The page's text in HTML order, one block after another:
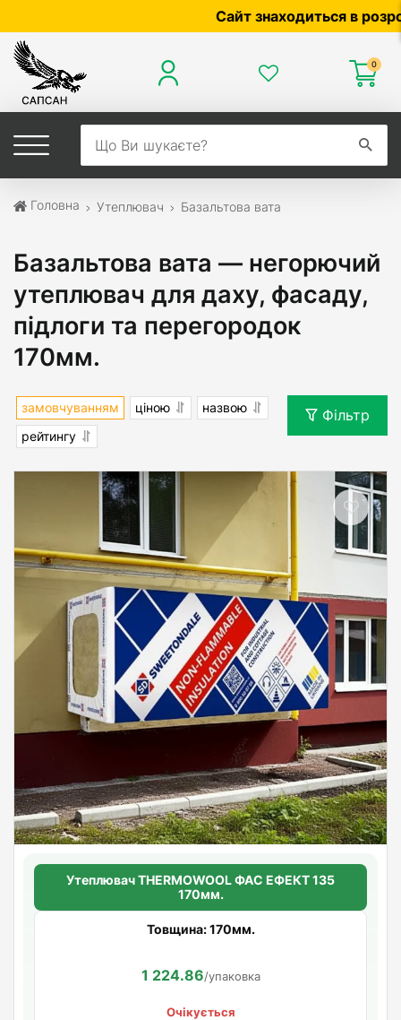
Сайт знаходиться в розробці
0
Головна Утеплювач Базальтова вата
Базальтова вата — негорючий
утеплювач для даху, фасаду,
підлоги та перегородок
170мм.
замовчуванням ціною
назвою
рейтингу
Фільтр
Утеплювач THERMOWOOL ФАС ЕФЕКТ 135
170мм.
Товщина: 170мм.
1 224.86/упаковка
Очікується